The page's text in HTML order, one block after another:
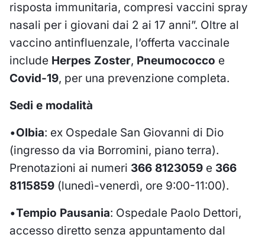
risposta immunitaria, compresi vaccini spray
nasali per i giovani dai 2 ai 17 anni”. Oltre al
vaccino antinfluenzale, l’offerta vaccinale
include Herpes Zoster, Pneumococco e
Covid-19, per una prevenzione completa.
Sedi e modalità
•Olbia: ex Ospedale San Giovanni di Dio
(ingresso da via Borromini, piano terra).
Prenotazioni ai numeri 366 8123059 e 366
8115859 (lunedì-venerdì, ore 9:00-11:00).
•Tempio Pausania: Ospedale Paolo Dettori,
accesso diretto senza appuntamento dal